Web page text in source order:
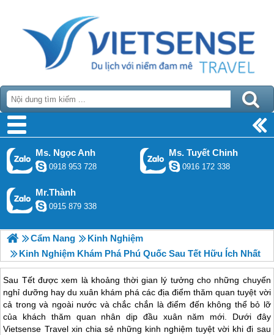
Ms. Ngọc Anh
0918 953 728
Ms. Tuyết Chinh
0916 172 338
Mr.Thành
0915 879 338
Cẩm Nang
Kinh Nghiệm
Kinh Nghiệm Khám Phá Phú Quốc Sau Tết Hữu Ích Nhất
Sau Tết được xem là khoảng thời gian lý tưởng cho những chuyến
nghỉ dưỡng hay du xuân khám phá các địa điểm thăm quan tuyệt vời
cả trong và ngoài nước và chắc chắn là điểm đến không thể bỏ lỡ
của khách thăm quan nhân dịp đầu xuân năm mới. Dưới đây
Vietsense Travel xin chia sẻ những kinh nghiệm tuyệt vời khi đi sau